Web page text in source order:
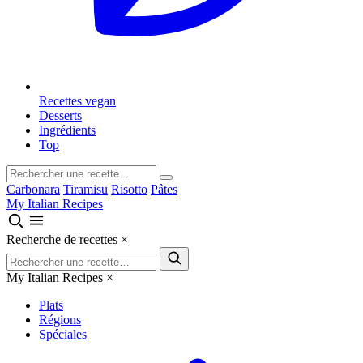
Recettes vegan
Desserts
Ingrédients
Top
Carbonara Tiramisu Risotto Pâtes
My Italian Recipes
Recherche de recettes ×
My Italian Recipes ×
Plats
Régions
Spéciales